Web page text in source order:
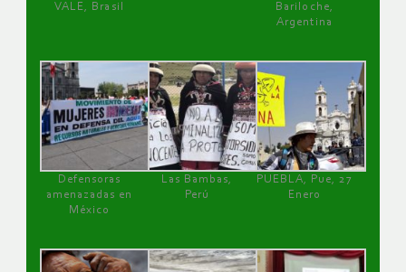
VALE, Brasil
Bariloche,
Argentina
Defensoras
amenazadas en
México
Las Bambas,
Perú
PUEBLA, Pue, 27
Enero